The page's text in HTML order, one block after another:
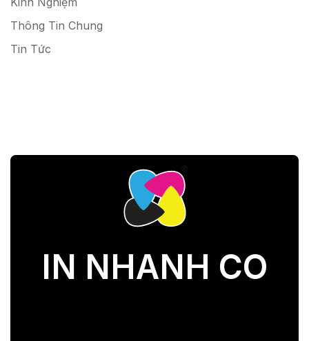
Thông Tin Chung
Tin Tức
IN NHANH CO